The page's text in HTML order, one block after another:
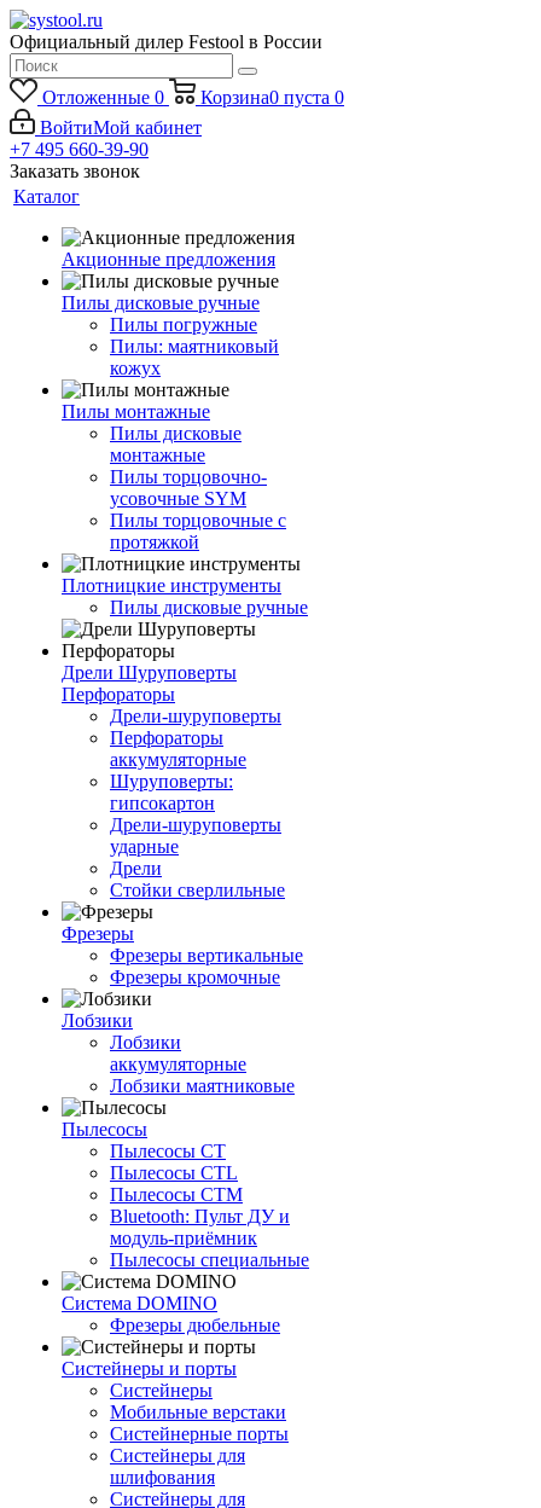
Официальный дилер Festool в России
Отложенные 0 Корзина0 пуста 0
ВойтиМой кабинет
+7 495 660-39-90
Заказать звонок
Каталог
Акционные предложения
Пилы дисковые ручные
Пилы погружные
Пилы: маятниковый
кожух
Пилы монтажные
Пилы дисковые
монтажные
Пилы торцовочно-
усовочные SYM
Пилы торцовочные с
протяжкой
Плотницкие инструменты
Пилы дисковые ручные
Дрели Шуруповерты
Перфораторы
Дрели-шуруповерты
Перфораторы
аккумуляторные
Шуруповерты:
гипсокартон
Дрели-шуруповерты
ударные
Дрели
Стойки сверлильные
Фрезеры
Фрезеры вертикальные
Фрезеры кромочные
Лобзики
Лобзики
аккумуляторные
Лобзики маятниковые
Пылесосы
Пылесосы CT
Пылесосы CTL
Пылесосы CTM
Bluetooth: Пульт ДУ и
модуль-приёмник
Пылесосы специальные
Система DOMINO
Фрезеры дюбельные
Систейнеры и порты
Систейнеры
Мобильные верстаки
Систейнерные порты
Систейнеры для
шлифования
Систейнеры для